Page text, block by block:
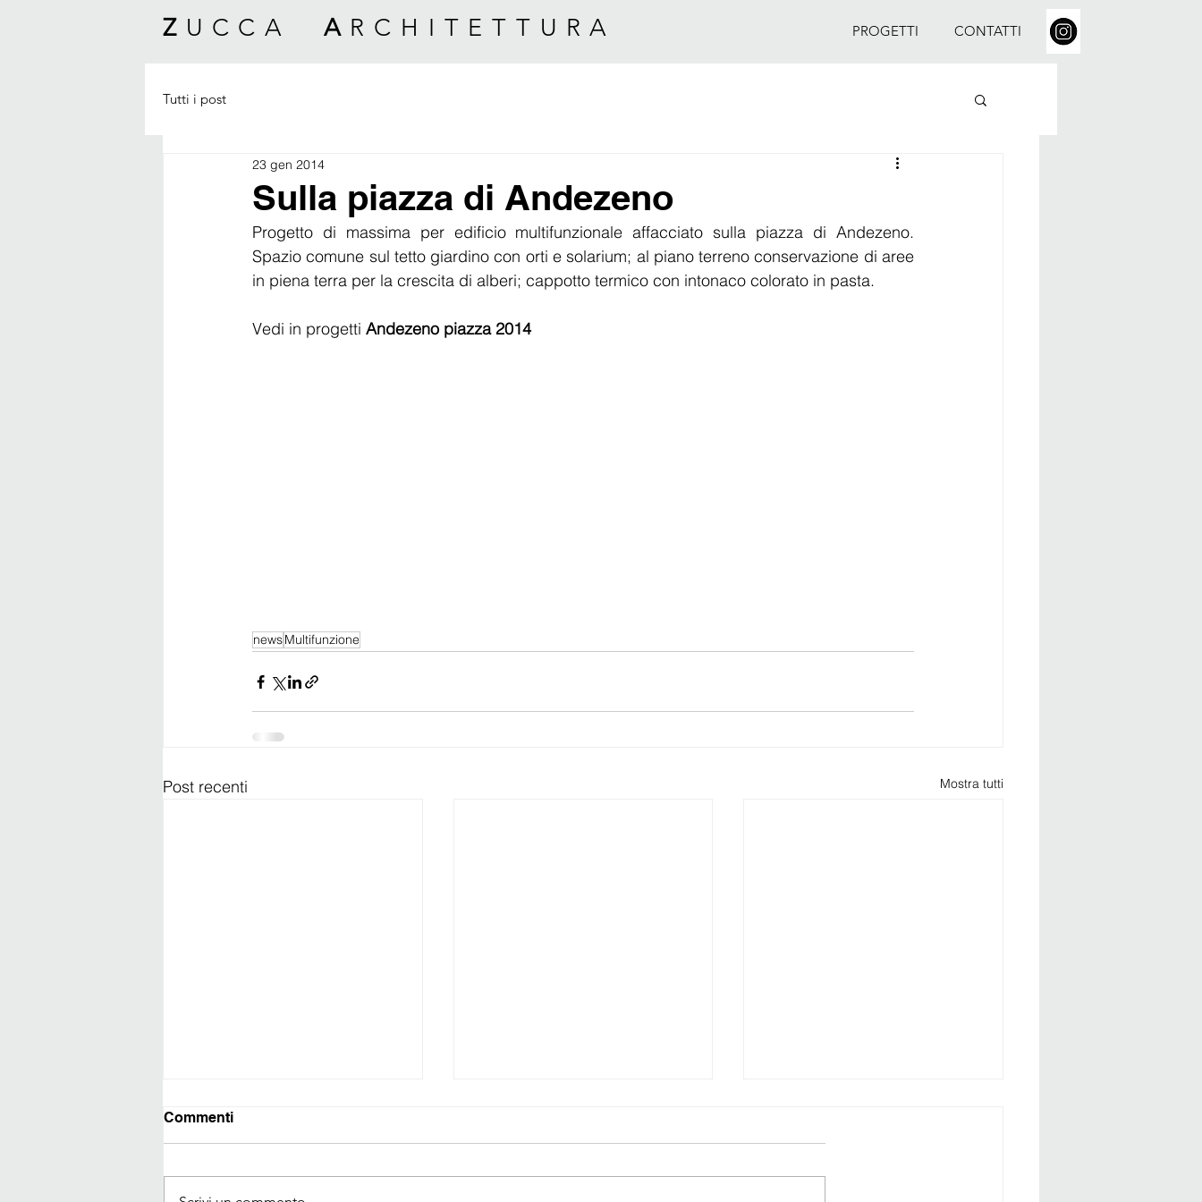
Z UCCA A RCHITETTURA PROGETTI CONTATTI
Tutti i post
Sulla piazza di Andezeno
23 gen 2014
Progetto di massima per edificio multifunzionale affacciato sulla piazza di Andezeno.
Spazio comune sul tetto giardino con orti e solarium; al piano terreno conservazione di aree
in piena terra per la crescita di alberi; cappotto termico con intonaco colorato in pasta.
Vedi in progetti Andezeno piazza 2014
newsMultifunzione
Post recenti Mostra tutti
Commenti